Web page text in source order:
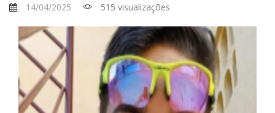
14/04/2025 515 visualizações